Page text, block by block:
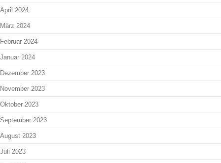
April 2024
März 2024
Februar 2024
Januar 2024
Dezember 2023
November 2023
Oktober 2023
September 2023
August 2023
Juli 2023